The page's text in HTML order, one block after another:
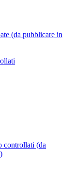
(da pubblicare in
controllati (da